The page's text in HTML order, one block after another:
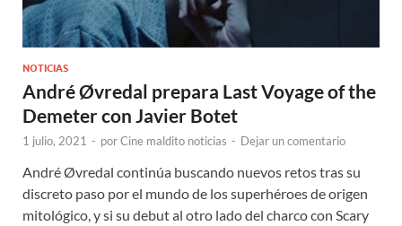
NOTICIAS
André Øvredal prepara Last Voyage of the
Demeter con Javier Botet
1 julio, 2021 - porCine maldito noticias - Dejar un comentario
André Øvredal continúa buscando nuevos retos tras su
discreto paso por el mundo de los superhéroes de origen
mitológico, y si su debut al otro lado del charco con Scary